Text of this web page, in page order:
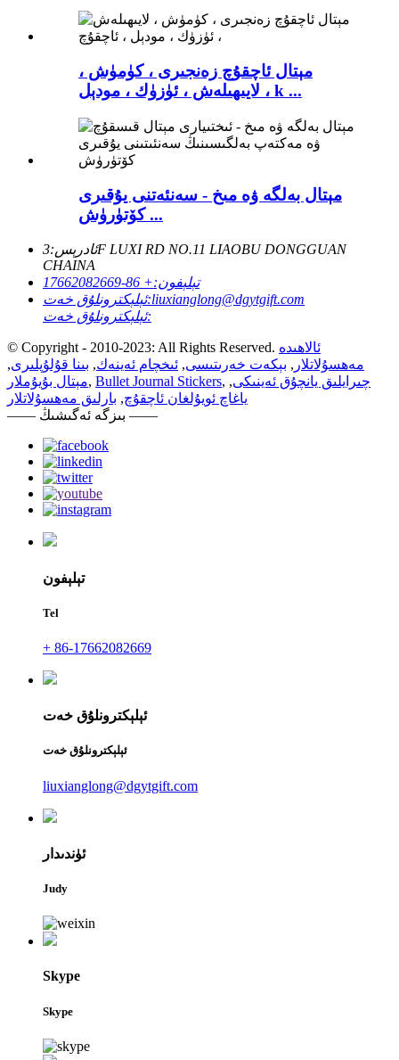
مېتال ئاچقۇچ زەنجىرى ، كۈمۈش ،
لايىھىلەش ، ئۈزۈك ، مودېل ، k ...
مېتال بەلگە ۋە مىخ - سەنئەتنى يۇقىرى
كۆتۈرۈش ...
ئادرېس:3F LUXI RD NO.11 LIAOBU DONGGUAN
CHAINA
تېلېفون:+ 86-17662082669
ئېلېكترونلۇق خەت:liuxianglong@dgytgift.com
ئېلېكترونلۇق خەت:
© Copyright - 2010-2023: All Rights Reserved. ئالاھىدە
مەھسۇلاتلار , بېكەت خەرىتىسى, ئىخچام ئەينەك, بىنا قۇلۇپلىرى,
مېتال بۇيۇملار, Bullet Journal Stickers, چىرايلىق يانچۇق ئەينىكى,
ياغاچ ئويۇلغان ئاچقۇچ, بارلىق مەھسۇلاتلار
—— بىزگە ئەگىشىڭ ——
تېلېفون
Tel
+ 86-17662082669
ئېلېكترونلۇق خەت
ئېلېكترونلۇق خەت
liuxianglong@dgytgift.com
ئۈندىدار
Judy
Skype
Skype